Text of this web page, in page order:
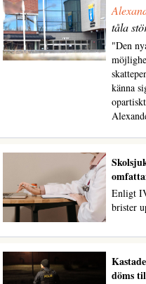
tåla
"Den
känna
Enligt
brister
döms